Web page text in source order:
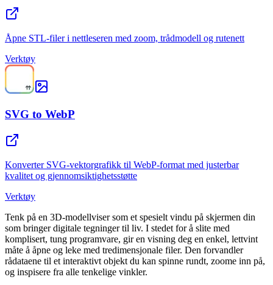
Åpne STL-filer i nettleseren med zoom, trådmodell og rutenett
Verktøy
SVG to WebP
Konverter SVG-vektorgrafikk til WebP-format med justerbar
kvalitet og gjennomsiktighetsstøtte
Verktøy
Tenk på en 3D-modellviser som et spesielt vindu på skjermen din
som bringer digitale tegninger til liv. I stedet for å slite med
komplisert, tung programvare, gir en visning deg en enkel, lettvint
måte å åpne og leke med tredimensjonale filer. Den forvandler
rådataene til et interaktivt objekt du kan spinne rundt, zoome inn på,
og inspisere fra alle tenkelige vinkler.